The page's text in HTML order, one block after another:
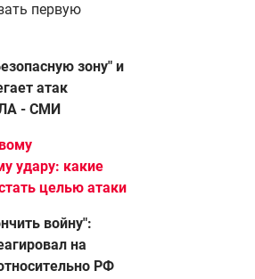
первую
зону" и
атак
- СМИ
удару: какие
целью атаки
войну":
на
РФ